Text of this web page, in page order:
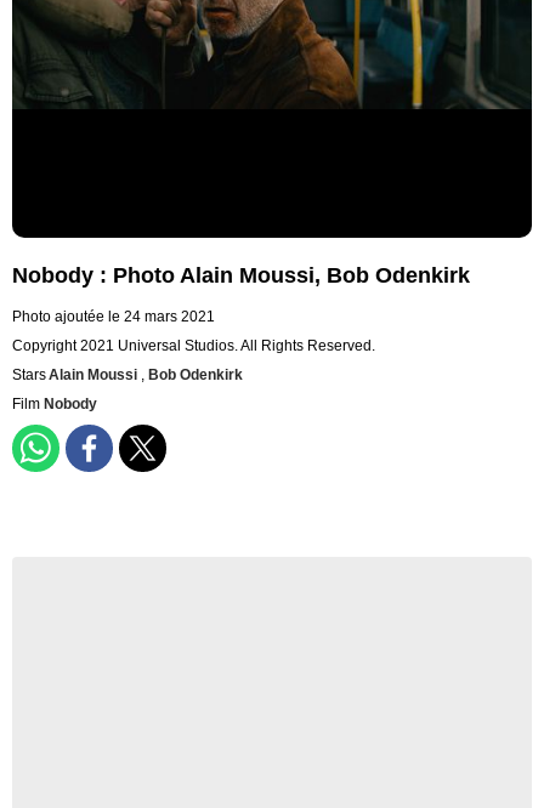
Nobody : Photo Alain Moussi, Bob Odenkirk
Photo ajoutée le 24 mars 2021
Copyright 2021 Universal Studios. All Rights Reserved.
StarsAlain Moussi , Bob Odenkirk
Film Nobody